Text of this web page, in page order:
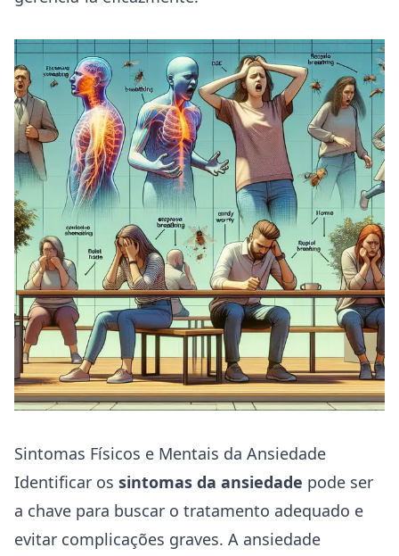
Sintomas Físicos e Mentais da Ansiedade
Identificar os sintomas da ansiedade pode ser
a chave para buscar o tratamento adequado e
evitar complicações graves. A ansiedade